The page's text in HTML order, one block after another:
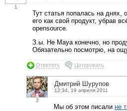
1
Тут статья попалась на днях,
его как свой продукт, убрав
opensource.
З.ы. Не Maya конечно, но
Обязательно посмотрю, на
Ответить Цитировать
2
Дмитрий Шурупов
12:34, 19 апреля 2011
Мы об этом писали не